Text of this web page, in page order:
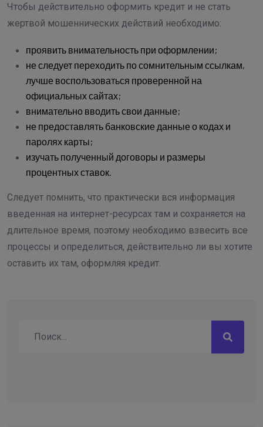
Чтобы действительно оформить кредит и не стать
жертвой мошеннических действий необходимо:
проявить внимательность при оформлении;
не следует переходить по сомнительным ссылкам,
лучше воспользоваться проверенной на
официальных сайтах;
внимательно вводить свои данные;
не предоставлять банковские данные о кодах и
паролях карты;
изучать полученный договоры и размеры
процентных ставок.
Следует помнить, что практически вся информация
введенная на интернет-ресурсах там и сохраняется на
длительное время, поэтому необходимо взвесить все
процессы и определиться, действительно ли вы хотите
оставить их там, оформляя кредит.